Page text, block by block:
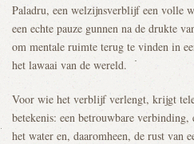
Paladru, een welzijnsverblijf een volle
een echte pauze gunnen na de drukte
om mentale ruimte terug te vinden in
het lawaai van de wereld.
Voor wie het verblijf verlengt, krijgt
betekenis: een betrouwbare verbinding,
het water en, daaromheen, de rust van